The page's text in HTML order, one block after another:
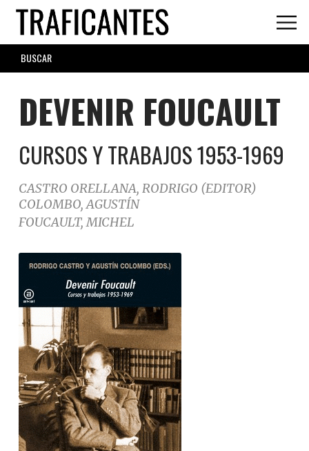
Skip
main
content
SEARCH
FORM
DEVENIR FOUCAULT
CURSOS Y TRABAJOS 1953-1969
CASTRO ORELLANA, RODRIGO (EDITOR)
COLOMBO, AGUSTÍN
FOUCAULT, MICHEL